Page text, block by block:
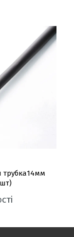
трубка14мм